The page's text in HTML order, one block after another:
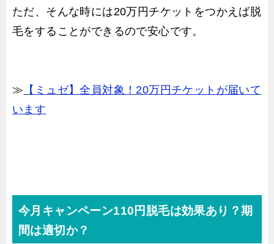
ただ、そんな時には20万円チケットをつかえば脱
毛をすることができるので安心です。
≫ 【ミュゼ】全員対象！20万円チケットが届いて
います
今月キャンペーン110円脱毛は効果あり？期
間は適切か？